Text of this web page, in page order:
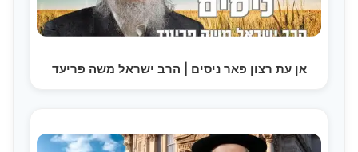
אן עת רצון פאר ניסים | הרב ישראל משה פריעד